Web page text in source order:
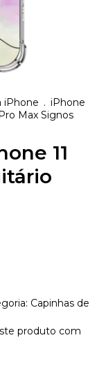
iPhone . iPhone
Max Signos
11
Capinhas de
produto com